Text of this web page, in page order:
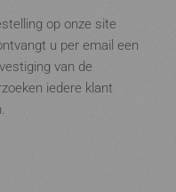
op onze site
u per email een
van de
iedere klant